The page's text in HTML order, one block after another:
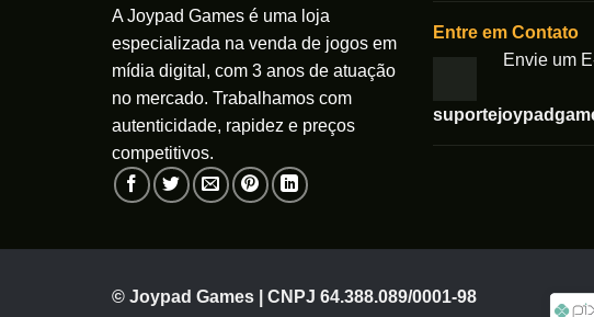
na
página
do
do
A Joypad Games é uma loja
especializada na venda de jogos em
mídia digital, com 3 anos de atuação
no mercado. Trabalhamos com
autenticidade, rapidez e preços
competitivos.
Entre em Contato
Envie um
© Joypad Games | CNPJ 64.388.089/0001-98